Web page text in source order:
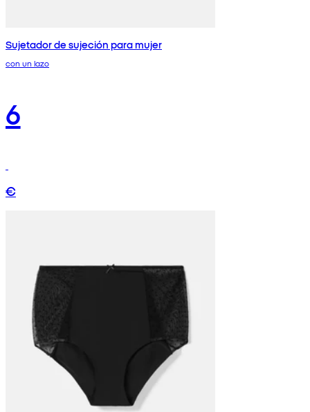
Sujetador de sujeción para mujer
con un lazo
6
€